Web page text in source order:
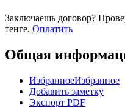
Заключаешь договор?
тенге. Оплатить
Общая
ИзбранноеИзбранное
Добавить заметку
Экспорт PDF